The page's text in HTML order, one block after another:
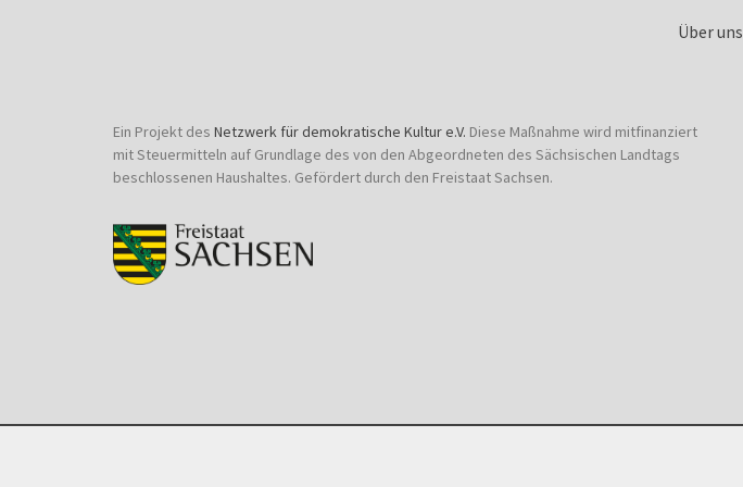
Über uns
Ein Projekt des Netzwerk für demokratische Kultur e.V. Diese Maßnahme wird mitfinanziert
mit Steuermitteln auf Grundlage des von den Abgeordneten des Sächsischen Landtags
beschlossenen Haushaltes. Gefördert durch den Freistaat Sachsen.